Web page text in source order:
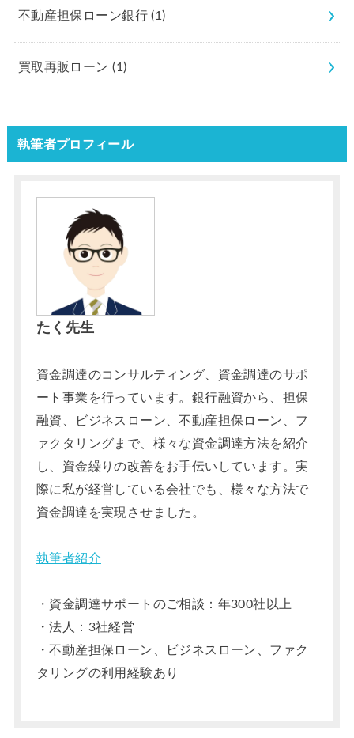
不動産担保ローン銀行(1)
買取再販ローン(1)
執筆者プロフィール
たく先生
資金調達のコンサルティング、資金調達のサポ
ート事業を行っています。銀行融資から、担保
融資、ビジネスローン、不動産担保ローン、フ
ァクタリングまで、様々な資金調達方法を紹介
し、資金繰りの改善をお手伝いしています。実
際に私が経営している会社でも、様々な方法で
資金調達を実現させました。
執筆者紹介
・資金調達サポートのご相談：年300社以上
・法人：3社経営
・不動産担保ローン、ビジネスローン、ファク
タリングの利用経験あり